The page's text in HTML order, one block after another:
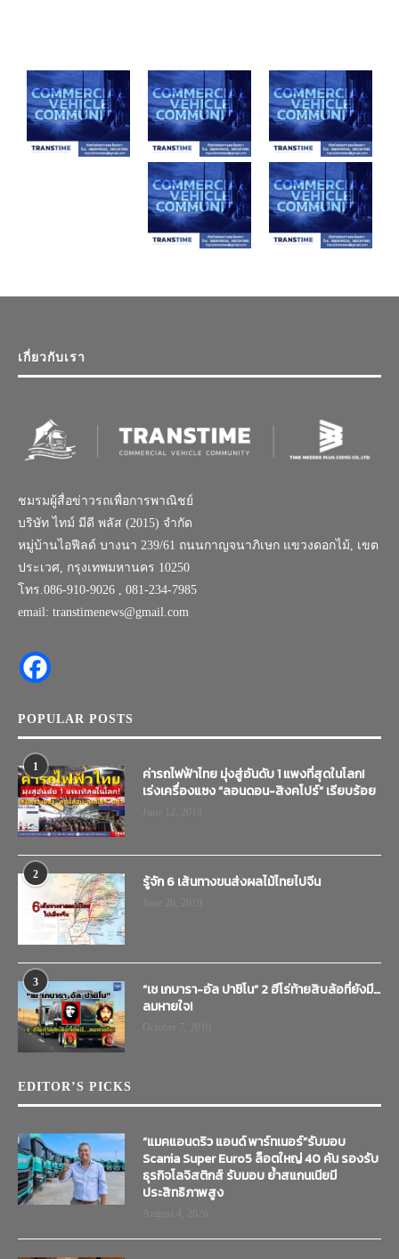
เกี่ยวกับเรา
ชมรมผู้สื่อข่าวรถเพื่อการพาณิชย์
บริษัท ไทม์ มีดี พลัส (2015) จำกัด
หมู่บ้านไอฟีลด์ บางนา 239/61 ถนนกาญจนาภิเษก แขวงดอกไม้, เขต
ประเวศ, กรุงเทพมหานคร 10250
โทร.086-910-9026 , 081-234-7985
email: transtimenews@gmail.com
POPULAR POSTS
1
ค่ารถไฟฟ้าไทย มุ่งสู่อันดับ 1 แพงที่สุดในโลก!
เร่งเครื่องแซง “ลอนดอน-สิงคโปร์” เรียบร้อย
2 รู้จัก 6 เส้นทางขนส่งผลไม้ไทยไปจีน
3
“เช เกบารา-อัล ปาชิโน” 2 ฮีโร่ท้ายสิบล้อที่ยังมี…
ลมหายใจ!
EDITOR’S PICKS
“แมคแอนดริว แอนด์ พาร์ทเนอร์”รับมอบ
Scania Super Euro5 ล็อตใหญ่ 40 คัน รองรับ
ธุรกิจโลจิสติกส์ รับมอบ ย้ำสแกนเนียมี
ประสิทธิภาพสูง